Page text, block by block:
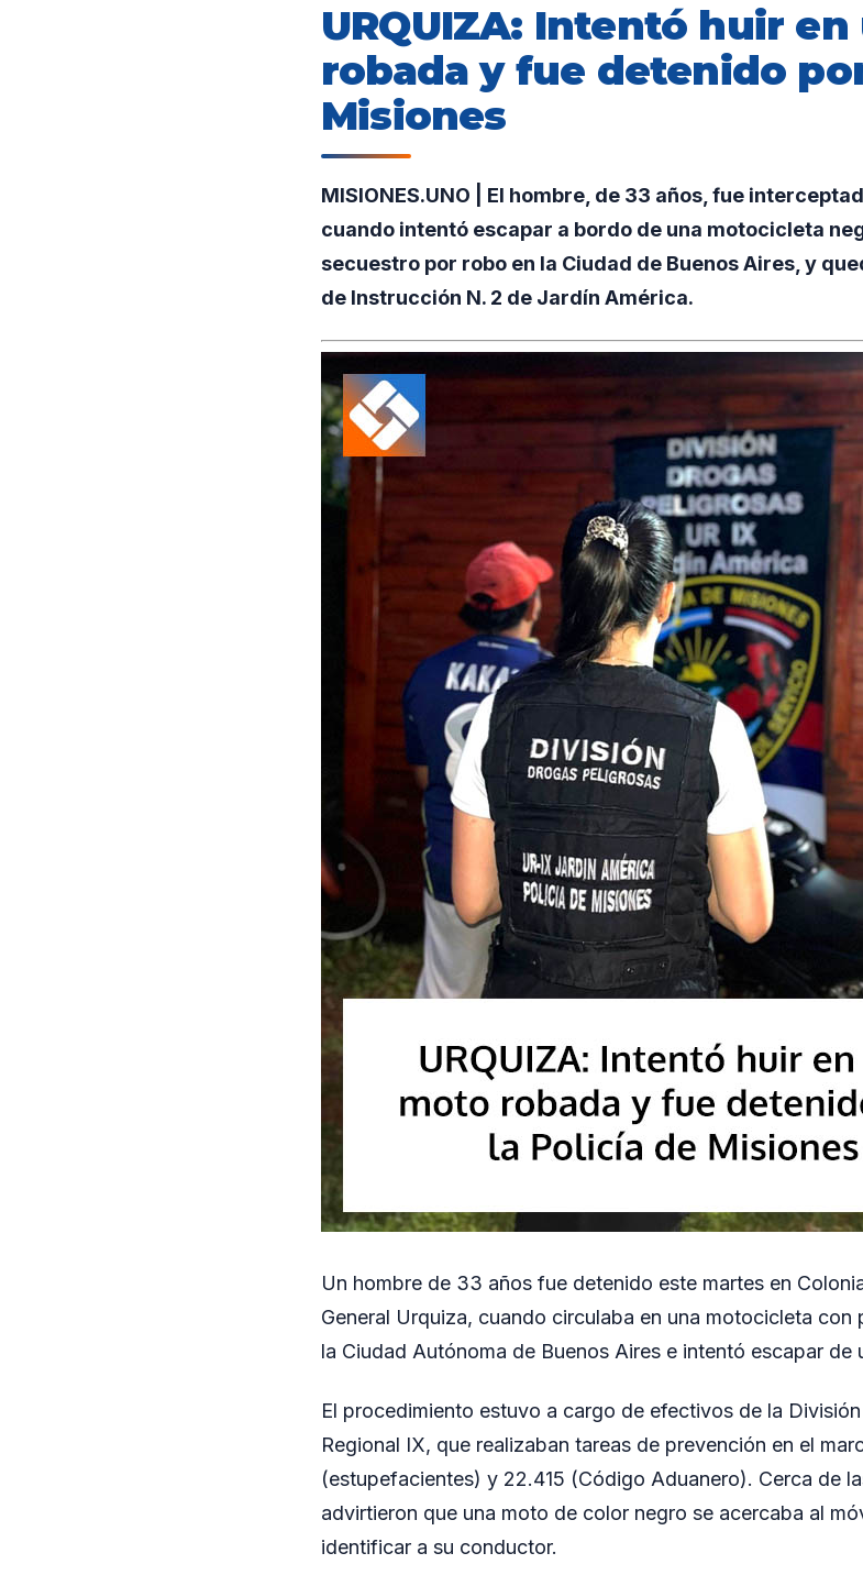
URQUIZA: Intentó huir
robada y fue detenido
Misiones
MISIONES.UNO | El hombre, de 33 años, fue
cuando intentó escapar a bordo de una motocicleta
secuestro por robo en la Ciudad de Buenos Aires, y
de Instrucción N. 2 de Jardín América.
Un hombre de 33 años fue detenido este martes en
General Urquiza, cuando circulaba en una motocicleta
la Ciudad Autónoma de Buenos Aires e intentó escapar de
El procedimiento estuvo a cargo de efectivos de la
Regional IX, que realizaban tareas de prevención en el
(estupefacientes) y 22.415 (Código Aduanero). Cerca de
advirtieron que una moto de color negro se acercaba al
identificar a su conductor.